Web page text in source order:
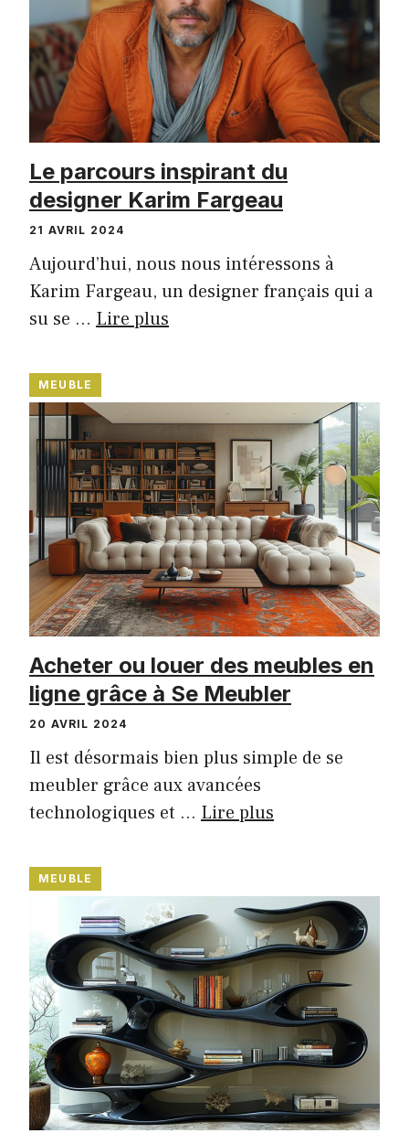
Le parcours inspirant du
designer Karim Fargeau
21 AVRIL 2024
Aujourd’hui, nous nous intéressons à
Karim Fargeau, un designer français qui a
su se … Lire plus
MEUBLE
Acheter ou louer des meubles en
ligne grâce à Se Meubler
20 AVRIL 2024
Il est désormais bien plus simple de se
meubler grâce aux avancées
technologiques et … Lire plus
MEUBLE